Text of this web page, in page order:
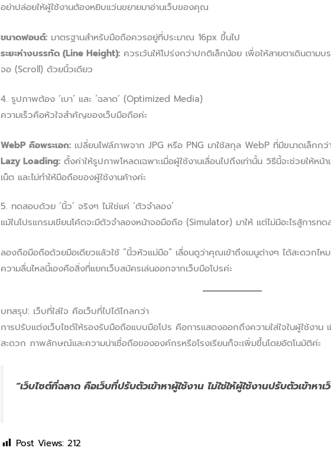
อย่าปล่อยให้ผู้ใช้งานต้องหยิบแว่นขยายมาอ่านเว็บของคุณ
ขนาดฟอนต์: มาตรฐานสำหรับมือถือควรอยู่ที่ประมาณ 16px ขึ้นไป
ระยะห่างบรรทัด (Line Height): ควรเว้นให้โปร่งกว่าปกติเล็กน้อย เพื่อให้สายตาเดินตาม
จอ (Scroll) ด้วยนิ้วเดียว
4. รูปภาพต้อง ‘เบา’ และ ‘ฉลาด’ (Optimized Media)
ความเร็วคือหัวใจสำคัญของเว็บมือถือค่ะ
WebP คือพระเอก: เปลี่ยนไฟล์ภาพจาก JPG หรือ PNG มาใช้สกุล WebP ที่มีขนาดเล็กก
Lazy Loading: ตั้งค่าให้รูปภาพโหลดเฉพาะเมื่อผู้ใช้งานเลื่อนไปถึงเท่านั้น วิธีนี้จะช่วยให้หน้
เน็ต และไม่ทำให้มือถือของผู้ใช้งานค้างค่ะ
5. ทดสอบด้วย ‘นิ้ว’ จริงๆ ไม่ใช่แค่ ‘ตัวจำลอง’
แม้ในโปรแกรมเขียนโค้ดจะมีตัวจำลองหน้าจอมือถือ (Simulator) มาให้ แต่ไม่มีอะไรสู้การท
ลองถือมือถือด้วยมือเดียวแล้วใช้ “นิ้วหัวแม่มือ” เลื่อนดูว่าคุณเข้าถึงเมนูต่างๆ ได้สะดวกไห
ความลื่นไหลนี้เองคือสิ่งที่แยกเว็บสมัครเล่นออกจากเว็บมือโปรค่ะ
บทสรุป: เว็บที่ใส่ใจ คือเว็บที่ไปได้ไกลกว่า
การปรับแต่งเว็บไซต์ให้รองรับมือถือแบบมือโปร คือการแสดงออกถึงความใส่ใจในผู้ใช้งาน
สะดวก ภาพลักษณ์และความน่าเชื่อถือขององค์กรหรือโรงเรียนก็จะเพิ่มขึ้นโดยอัตโนมัติค่ะ
“เว็บไซต์ที่ฉลาด คือเว็บที่ปรับตัวเข้าหาผู้ใช้งาน ไม่ใช่ให้ผู้ใช้งานปรับตัวเข้าหาเ
Post Views: 212